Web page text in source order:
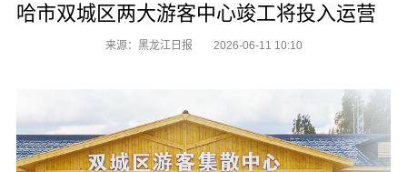
哈市双城区两大游客中心竣工将投入运营
来源：黑龙江日报 2026-06-11 10:10